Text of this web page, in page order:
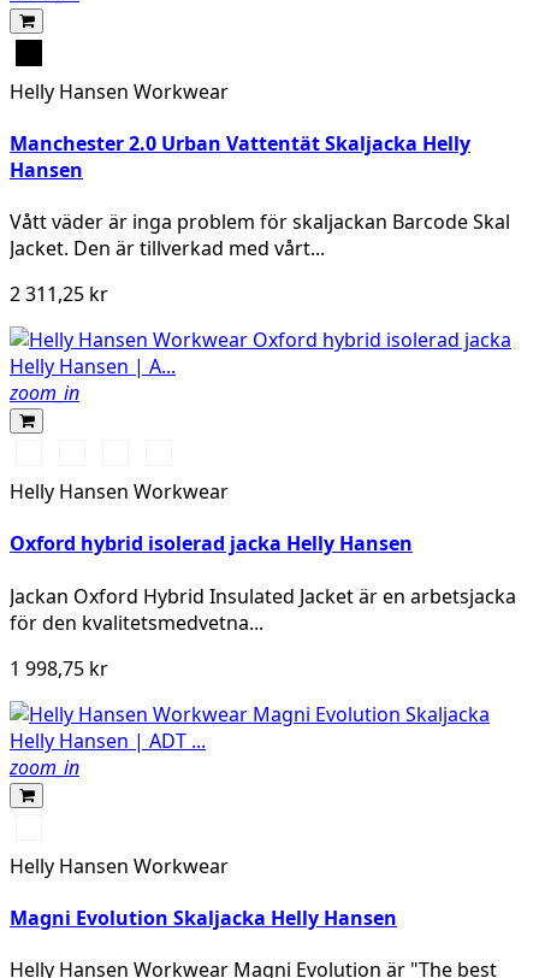
Helly Hansen Workwear
Manchester 2.0 Urban Vattentät Skaljacka Helly
Hansen
Vått väder är inga problem för skaljackan Barcode Skal
Jacket. Den är tillverkad med vårt...
2 311,25 kr
zoom_in
BLACKNAVY
SPRUCE/DARKEST
SPRUCE
NAVY/STONE
Helly Hansen Workwear
Oxford hybrid isolerad jacka Helly Hansen
Jackan Oxford Hybrid Insulated Jacket är en arbetsjacka
för den kvalitetsmedvetna...
1 998,75 kr
zoom_in
BLACK
Helly Hansen Workwear
Magni Evolution Skaljacka Helly Hansen
Helly Hansen Workwear Magni Evolution är "The best